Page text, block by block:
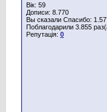
Вік: 59
Дописи: 8.770
Вы сказали Спасибо:
Поблагодарили 3.855
Репутація: 0